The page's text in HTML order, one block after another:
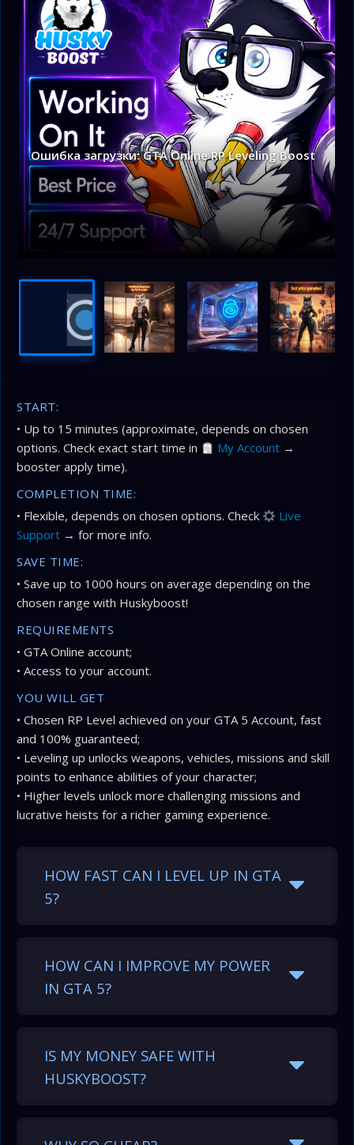
Ошибка загрузки: GTA Online RP Leveling Boost
START:
• Up to 15 minutes (approximate, depends on chosen
options. Check exact start time in
My Account →
booster apply time).
COMPLETION TIME:
• Flexible, depends on chosen options. Check
Live
Support → for more info.
SAVE TIME:
• Save up to 1000 hours on average depending on the
chosen range with Huskyboost!
REQUIREMENTS
• GTA Online account;
• Access to your account.
YOU WILL GET
• Chosen RP Level achieved on your GTA 5 Account, fast
and 100% guaranteed;
• Leveling up unlocks weapons, vehicles, missions and skill
points to enhance abilities of your character;
• Higher levels unlock more challenging missions and
lucrative heists for a richer gaming experience.
HOW FAST CAN I LEVEL UP IN GTA
5?
HOW CAN I IMPROVE MY POWER
IN GTA 5?
IS MY MONEY SAFE WITH
HUSKYBOOST?